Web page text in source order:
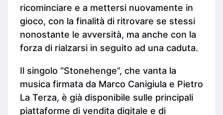
ricominciare e a mettersi nuovamente in
gioco, con la finalità di ritrovare se stessi
nonostante le avversità, ma anche con la
forza di rialzarsi in seguito ad una caduta.
Il singolo “Stonehenge”, che vanta la
musica firmata da Marco Canigiula e Pietro
La Terza, è già disponibile sulle principali
piattaforme di vendita digitale e di